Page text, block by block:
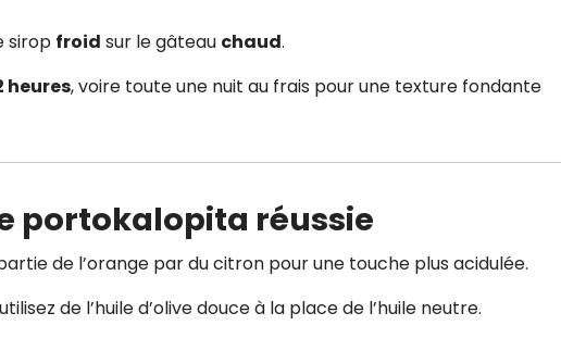
sirop froid sur le gâteau chaud.
heures, voire toute une nuit au frais pour une texture fondante
portokalopita réussie
de l’orange par du citron pour une touche plus acidulée.
de l’huile d’olive douce à la place de l’huile neutre.